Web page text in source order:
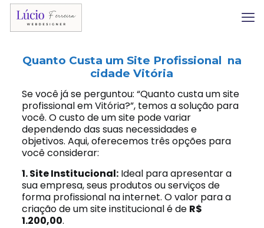
Quanto Custa um Site Profissional na
cidade Vitória
Se você já se perguntou: “Quanto custa um site
profissional em Vitória?”, temos a solução para
você. O custo de um site pode variar
dependendo das suas necessidades e
objetivos. Aqui, oferecemos três opções para
você considerar:
1. Site Institucional:Ideal para apresentar a
sua empresa, seus produtos ou serviços de
forma profissional na internet. O valor para a
criação de um site institucional é de R$
1.200,00.